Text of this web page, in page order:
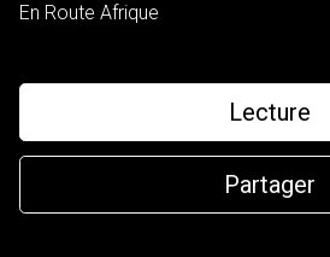
En Route Afrique
Lecture
Partager